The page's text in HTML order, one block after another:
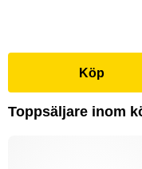
Köp
Toppsäljare inom